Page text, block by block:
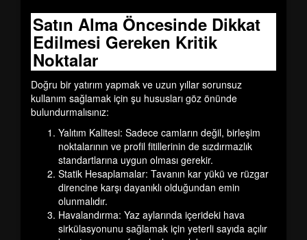
Satın Alma Öncesinde Dikkat
Edilmesi Gereken Kritik
Noktalar
Doğru bir yatırım yapmak ve uzun yıllar sorunsuz
kullanım sağlamak için şu hususları göz önünde
bulundurmalısınız:
Yalıtım Kalitesi: Sadece camların değil, birleşim
noktalarının ve profil fitillerinin de sızdırmazlık
standartlarına uygun olması gerekir.
Statik Hesaplamalar: Tavanın kar yükü ve rüzgar
direncine karşı dayanıklı olduğundan emin
olunmalıdır.
Havalandırma: Yaz aylarında içerideki hava
sirkülasyonunu sağlamak için yeterli sayıda açılır